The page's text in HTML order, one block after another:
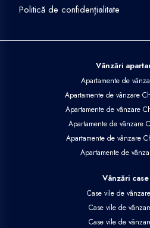
Politică de confidențialitate
Vânzări
Apartamente de
Apartamente de vânzare
Apartamente de vânzare
Apartamente de vânzare
Apartamente de vânzare
Apartamente de
Vânzări
Case vile de
Case vile de
Case vile de